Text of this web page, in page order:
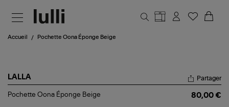
Accueil Pochette Oona Éponge Beige
LALLA
Pochette
Partager
Pochette Oona Éponge Beige 80,00 €